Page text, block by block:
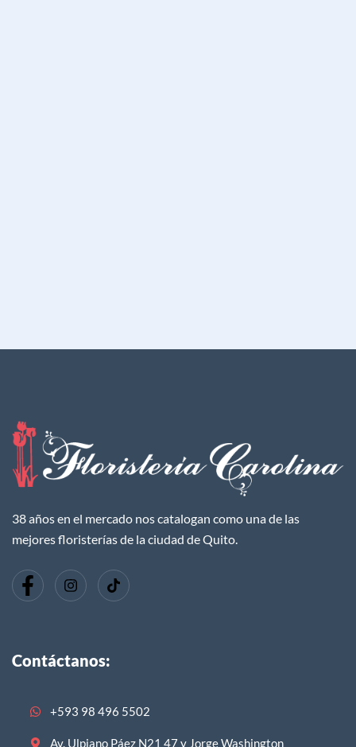
38 años en el mercado nos catalogan como una de las
mejores floristerías de la ciudad de Quito.
Contáctanos:
+593 98 496 5502
Av. Ulpiano Páez N21 47 y Jorge Washington